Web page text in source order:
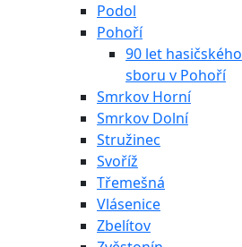
Podol
Pohoří
90 let hasičského
sboru v Pohoří
Smrkov Horní
Smrkov Dolní
Stružinec
Svoříž
Třemešná
Vlásenice
Zbelítov